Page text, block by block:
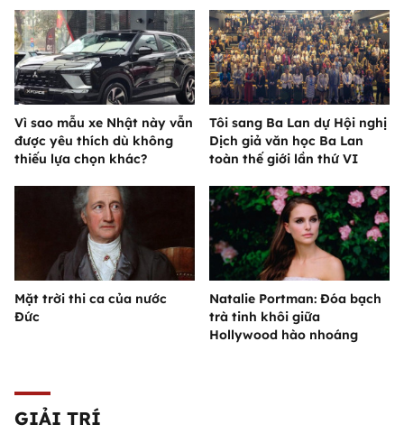
Vì sao mẫu xe Nhật này vẫn
được yêu thích dù không
thiếu lựa chọn khác?
Tôi sang Ba Lan dự Hội nghị
Dịch giả văn học Ba Lan
toàn thế giới lần thứ VI
Mặt trời thi ca của nước
Đức
Natalie Portman: Đóa bạch
trà tinh khôi giữa
Hollywood hào nhoáng
GIẢI TRÍ